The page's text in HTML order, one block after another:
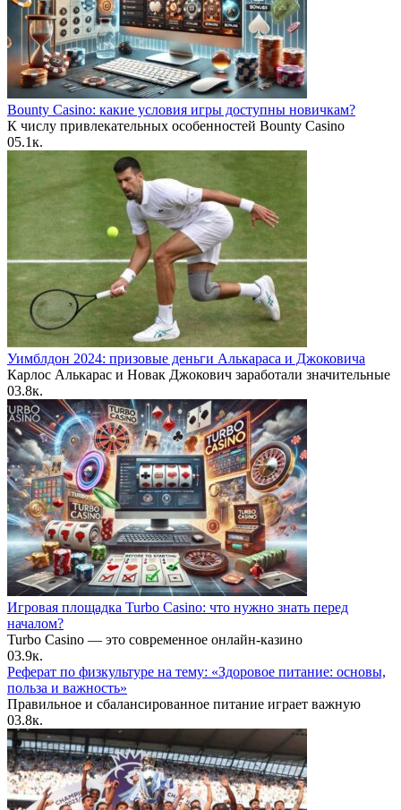
Bounty Casino: какие условия игры доступны новичкам?
К числу привлекательных особенностей Bounty Casino
05.1к.
Уимблдон 2024: призовые деньги Алькараса и Джоковича
Карлос Алькарас и Новак Джокович заработали значительные
03.8к.
Игровая площадка Turbo Casino: что нужно знать перед
началом?
Turbo Casino — это современное онлайн-казино
03.9к.
Реферат по физкультуре на тему: «Здоровое питание: основы,
польза и важность»
Правильное и сбалансированное питание играет важную
03.8к.